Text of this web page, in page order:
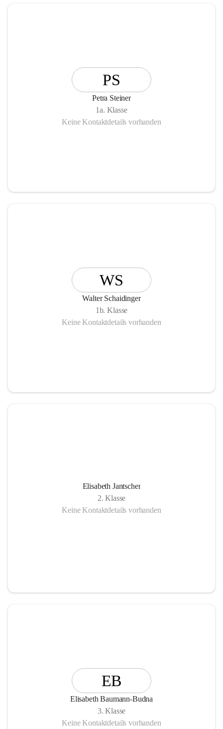
PS
Petra Steiner
1a. Klasse
Keine Kontaktdetails vorhanden
WS
Walter Schaidinger
1b. Klasse
Keine Kontaktdetails vorhanden
Elisabeth Jantscher
2. Klasse
Keine Kontaktdetails vorhanden
EB
Elisabeth Baumann-Budna
3. Klasse
Keine Kontaktdetails vorhanden